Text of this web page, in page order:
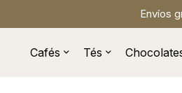
Envíos
Cafés Tés